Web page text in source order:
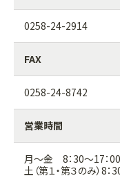
0258-24-2914
FAX
0258-24-8742
営業時間
月～金 8：30～17：00
土（第１・第３のみ）8：